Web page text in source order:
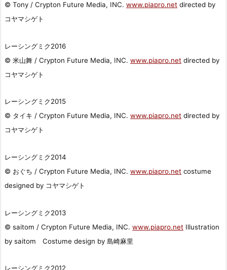
© Tony / Crypton Future Media, INC. www.piapro.net directed by
コヤマシゲト
レーシングミク2016
© 米山舞 / Crypton Future Media, INC. www.piapro.net directed by
コヤマシゲト
レーシングミク2015
© タイキ / Crypton Future Media, INC. www.piapro.net directed by
コヤマシゲト
レーシングミク2014
© おぐち / Crypton Future Media, INC. www.piapro.net costume
designed by コヤマシゲト
レーシングミク2013
© saitom / Crypton Future Media, INC. www.piapro.net Illustration
by saitom Costume design by 島崎麻里
レーシングミク2012